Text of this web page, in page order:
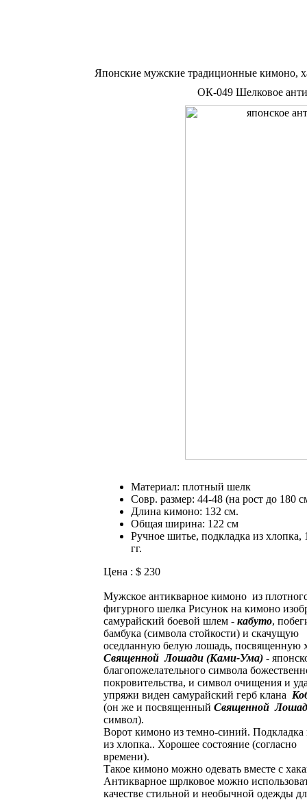
Японские мужские традиционные кимоно,
ОК-049 Шелковое
Материал: плотный шелк
Совр. размер: 44-48 (на рост до 180
Длина кимоно: 132 см.
Общая ширина: 122 см
Ручное шитье, подкладка из хлопка,
гг.
Цена : $ 230
Мужское антикварное кимоно из
фигурного шелка Рисунок на кимоно
самурайский боевой шлем - кабуто,
бамбука (символа стойкости) и скачущую
оседланную белую лошадь, посвященную
Священной Лошади (Ками-Ума) -
благопожелательного символа
покровительства, и символ очищения и
упряжи виден самурайский герб клана
(он же и посвященный Священной
символ).
Ворот кимоно из темно-синий. Подкладка
из хлопка.. Хорошее состояние (согласно
времени).
Такое кимоно можно одевать вместе с
Антикварное шрлковое можно
качестве стильной и необычной одежды